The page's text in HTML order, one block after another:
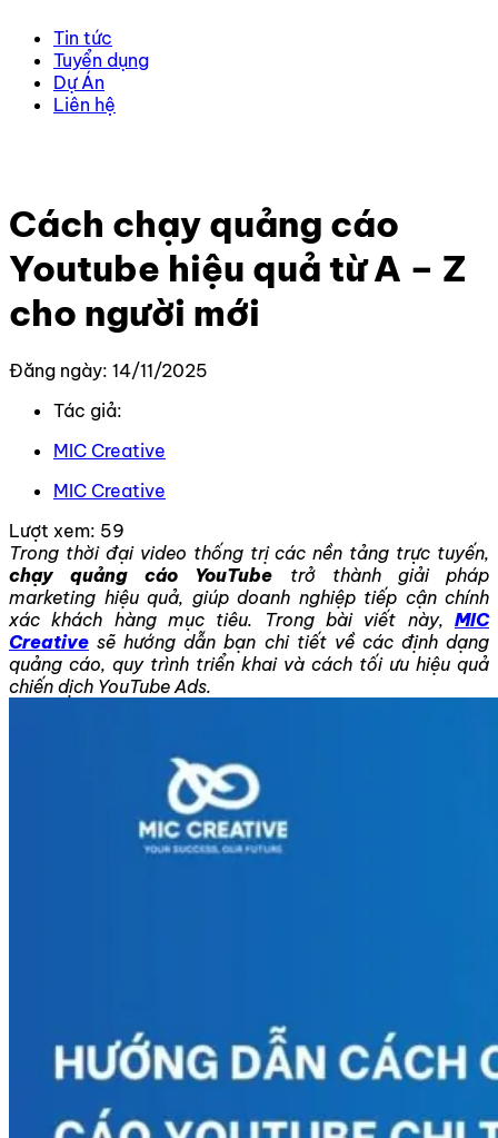
Tin tức
Tuyển dụng
Dự Án
Liên hệ
Cách chạy quảng cáo
Youtube hiệu quả từ A – Z
cho người mới
Đăng ngày: 14/11/2025
Tác giả:
MIC Creative
MIC Creative
Lượt xem: 59
Trong thời đại video thống trị các nền tảng trực tuyến,
chạy quảng cáo YouTube trở thành giải pháp
marketing hiệu quả, giúp doanh nghiệp tiếp cận chính
xác khách hàng mục tiêu. Trong bài viết này, MIC
Creative sẽ hướng dẫn bạn chi tiết về các định dạng
quảng cáo, quy trình triển khai và cách tối ưu hiệu quả
chiến dịch YouTube Ads.